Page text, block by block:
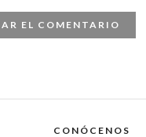
CONÓCENOS